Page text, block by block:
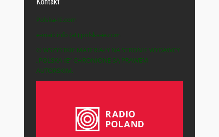
Kontakt
Polska-IE.com
e-mail: info (at) polska-ie.com
© WSZYSTKIE MATERIAŁY NA STRONIE WYDAWCY
„POLSKA-IE” CHRONIONE SĄ PRAWEM
AUTORSKIM.